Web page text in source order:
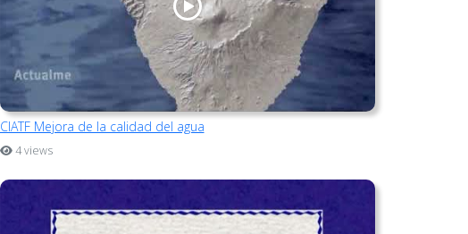
CIATF Mejora de la calidad del agua
4 views